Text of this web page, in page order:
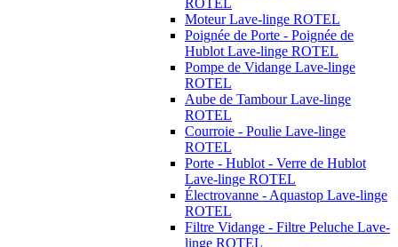
Moteur Lave-linge ROTEL
Poignée de Porte - Poignée de
Hublot Lave-linge ROTEL
Pompe de Vidange Lave-linge
ROTEL
Aube de Tambour Lave-linge
ROTEL
Courroie - Poulie Lave-linge
ROTEL
Porte - Hublot - Verre de Hublot
Lave-linge ROTEL
Électrovanne - Aquastop Lave-linge
ROTEL
Filtre Vidange - Filtre Peluche Lave-
linge ROTEL